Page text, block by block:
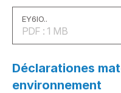
EY6IO..
PDF : 1 MB
Déclarationes
environnement